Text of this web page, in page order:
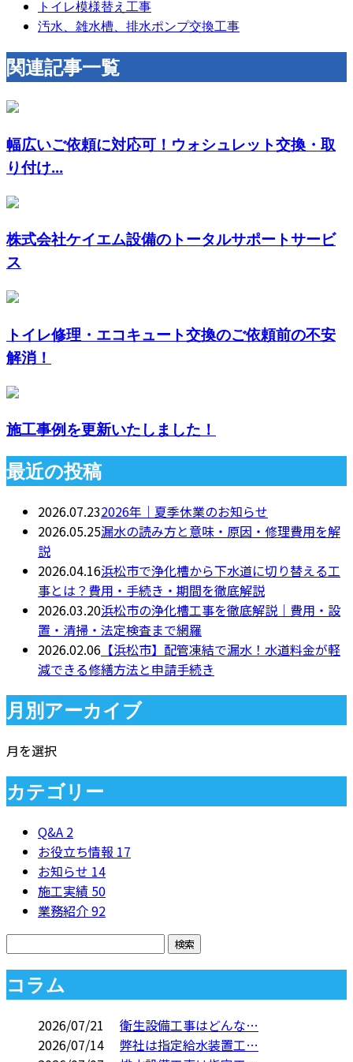
トイレ模様替え工事
汚水、雑水槽、排水ポンプ交換工事
関連記事一覧
幅広いご依頼に対応可！ウォシュレット交換・取
り付け...
株式会社ケイエム設備のトータルサポートサービ
ス
トイレ修理・エコキュート交換のご依頼前の不安
解消！
施工事例を更新いたしました！
最近の投稿
2026.07.232026年｜夏季休業のお知らせ
2026.05.25漏水の読み方と意味・原因・修理費用を解
説
2026.04.16浜松市で浄化槽から下水道に切り替える工
事とは？費用・手続き・期間を徹底解説
2026.03.20浜松市の浄化槽工事を徹底解説｜費用・設
置・清掃・法定検査まで網羅
2026.02.06 【浜松市】配管凍結で漏水！水道料金が軽
減できる修繕方法と申請手続き
月別アーカイブ
月を選択
カテゴリー
Q&A 2
お役立ち情報 17
お知らせ 14
施工実績 50
業務紹介92
コラム
2026/07/21
衛生設備工事はどんな…
2026/07/14
弊社は指定給水装置工…